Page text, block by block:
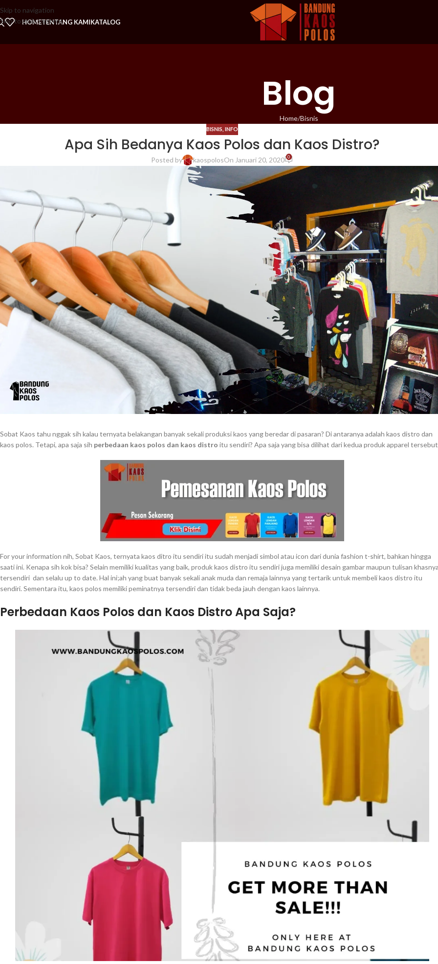
Skip to navigation
Skip to main content
HOMETENTANG KAMIKATALOG
Blog
Home Bisnis
BISNIS INFO
Apa Sih Bedanya Kaos Polos dan Kaos Distro?
Posted by kaospolosOn Januari 20, 2020 0
Sobat Kaos tahu nggak sih kalau ternyata belakangan banyak sekali produksi kaos yang beredar di pasaran? Di antaranya adalah kaos distro dan
kaos polos. Tetapi, apa saja sih perbedaan kaos polos dan kaos distro itu sendiri? Apa saja yang bisa dilihat dari kedua produk apparel
For your information nih, Sobat Kaos, ternyata kaos ditro itu sendiri itu sudah menjadi simbol atau icon dari dunia fashion t-shirt, bahkan hingga
saati ini. Kenapa sih kok bisa? Selain memiliki kualitas yang baik, produk kaos distro itu sendiri juga memiliki desain gambar maupun tulisan
tersendiri dan selalu up to date. Hal ini;ah yang buat banyak sekali anak muda dan remaja lainnya yang tertarik untuk membeli kaos distro itu
sendiri. Sementara itu, kaos polos memiliki peminatnya tersendiri dan tidak beda jauh dengan kaos lainnya.
Perbedaan Kaos Polos dan Kaos Distro Apa Saja?